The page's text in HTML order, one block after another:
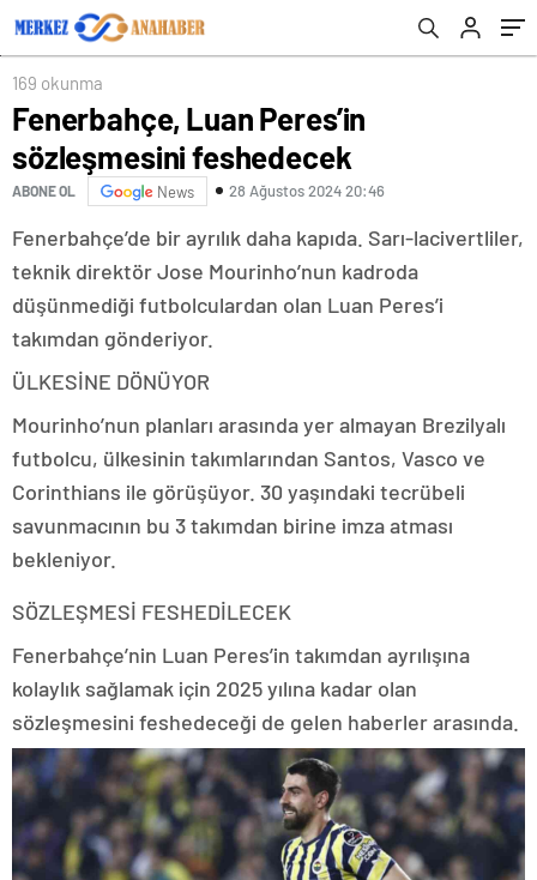
169 okunma
Fenerbahçe, Luan Peres’in
sözleşmesini feshedecek
ABONE OL News 28 Ağustos 2024 20:46
Fenerbahçe’de bir ayrılık daha kapıda. Sarı-lacivertliler,
teknik direktör Jose Mourinho’nun kadroda
düşünmediği futbolculardan olan Luan Peres’i
takımdan gönderiyor.
ÜLKESİNE DÖNÜYOR
Mourinho’nun planları arasında yer almayan Brezilyalı
futbolcu, ülkesinin takımlarından Santos, Vasco ve
Corinthians ile görüşüyor. 30 yaşındaki tecrübeli
savunmacının bu 3 takımdan birine imza atması
bekleniyor.
SÖZLEŞMESİ FESHEDİLECEK
Fenerbahçe’nin Luan Peres’in takımdan ayrılışına
kolaylık sağlamak için 2025 yılına kadar olan
sözleşmesini feshedeceği de gelen haberler arasında.